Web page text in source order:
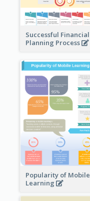
Successful Financial
Planning Process
Popularity of Mobile
Learning